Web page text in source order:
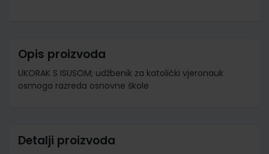
Opis proizvoda
UKORAK S ISUSOM; udžbenik za katolički vjeronauk
osmoga razreda osnovne škole
Detalji proizvoda